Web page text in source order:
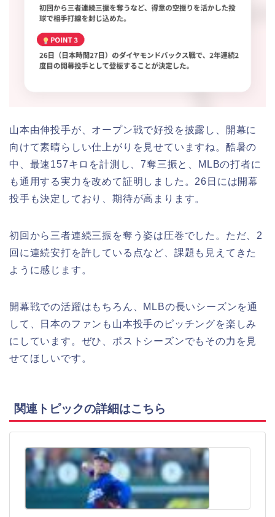
山本由伸投手が、オープン戦で好投を披露し、開幕に
向けて素晴らしい仕上がりを見せていますね。酷暑の
中、最速157キロを計測し、7奪三振と、MLBの打者に
も通用する実力を改めて証明しました。26日には開幕
投手も決定しており、期待が高まります。
初回から三者連続三振を奪う姿は圧巻でした。ただ、2
回に連続安打を許している点など、課題も見えてきた
ように感じます。
開幕戦での活躍はもちろん、MLBの長いシーズンを通
して、日本のファンも山本投手のピッチングを楽しみ
にしています。ぜひ、ポストシーズンでもその力を見
せてほしいです。
関連トピックの詳細はこちら